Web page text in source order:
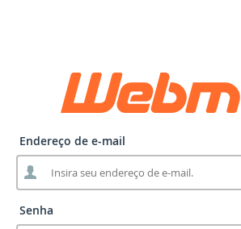
Endereço de e-mail
Senha